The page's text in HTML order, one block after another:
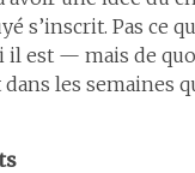
s’inscrit. Pas ce
il est — mais de
dans les semaines